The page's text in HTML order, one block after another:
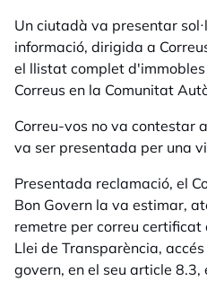
Un ciutadà va presentar
informació, dirigida a
el llistat complet
Correus en la Comunitat
Correu-vos no va contestar
va ser presentada per una
Presentada reclamació, el
Bon Govern la va estimar,
remetre per correu
Llei de Transparència,
govern, en el seu article